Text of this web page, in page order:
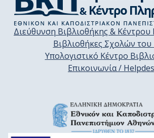
Διεύθυνση Βιβλιοθήκης &
Βιβλιοθήκες Σχολών
Υπολογιστικό Κέντρο
Επικοινωνία /